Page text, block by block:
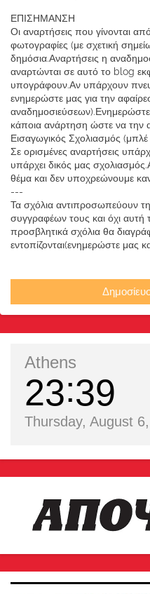
ΕΠΙΣΗΜΑΝΣΗ
Οι αναρτήσεις που γίνονται
φωτογραφίες (με σχετική
δημόσια.Αναρτήσεις η
αναρτώνται σε αυτό το blog
υπογράφουν.Αν υπάρχουν
ενημερώστε μας για την
κάποια ανάρτηση ώστε να την
Εισαγωγικός Σχολιασμός
Σε ορισμένες αναρτήσεις
υπάρχει δικός μας
θέμα και δεν υποχρεώνουμε
---
Τα σχόλια αντιπροσωπεύουν
συγγραφέων τους και όχι
προσβλητικά σχόλια θα
εντοπίζονται(ενημερώστε μας
Athens
23 39
Thursday, August